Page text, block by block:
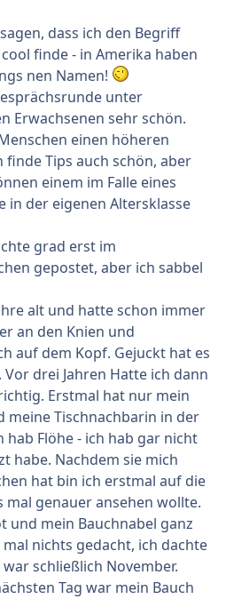
dass ich den Begriff
finde - in Amerika haben
nen Namen!
unter
Erwachsenen sehr schön.
einen höheren
Tips auch schön, aber
einem im Falle eines
in der eigenen Altersklasse
grad erst im
gepostet, aber ich sabbel
alt und hatte schon immer
an den Knien und
auf dem Kopf. Gejuckt hat es
drei Jahren Hatte ich dann
Erstmal hat nur mein
meine Tischnachbarin in der
hab Flöhe - ich hab gar nicht
habe. Nachdem sie mich
hat bin ich erstmal auf die
mal genauer ansehen wollte.
und mein Bauchnabel ganz
nichts gedacht, ich dachte
schließlich November.
Tag war mein Bauch